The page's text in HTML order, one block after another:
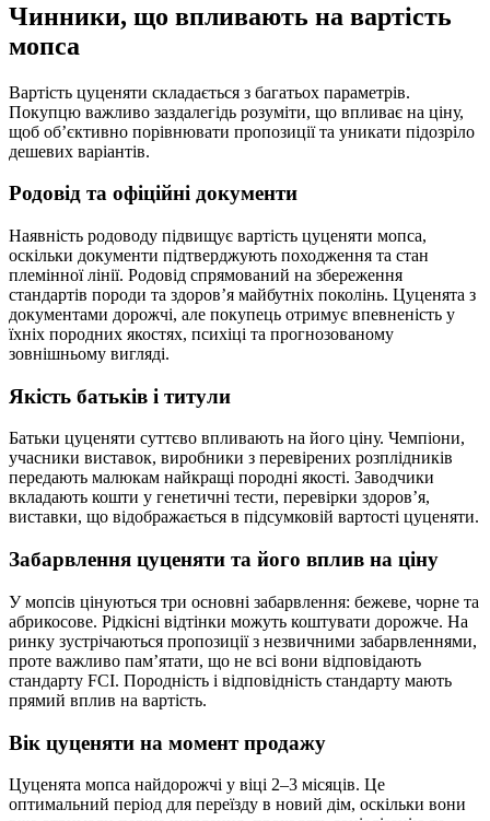
Чинники, що впливають на вартість
мопса
Вартість цуценяти складається з багатьох параметрів.
Покупцю важливо заздалегідь розуміти, що впливає на ціну,
щоб об’єктивно порівнювати пропозиції та уникати підозріло
дешевих варіантів.
Родовід та офіційні документи
Наявність родоводу підвищує вартість цуценяти мопса,
оскільки документи підтверджують походження та стан
племінної лінії. Родовід спрямований на збереження
стандартів породи та здоров’я майбутніх поколінь. Цуценята з
документами дорожчі, але покупець отримує впевненість у
їхніх породних якостях, психіці та прогнозованому
зовнішньому вигляді.
Якість батьків і титули
Батьки цуценяти суттєво впливають на його ціну. Чемпіони,
учасники виставок, виробники з перевірених розплідників
передають малюкам найкращі породні якості. Заводчики
вкладають кошти у генетичні тести, перевірки здоров’я,
виставки, що відображається в підсумковій вартості цуценяти.
Забарвлення цуценяти та його вплив на ціну
У мопсів цінуються три основні забарвлення: бежеве, чорне та
абрикосове. Рідкісні відтінки можуть коштувати дорожче. На
ринку зустрічаються пропозиції з незвичними забарвленнями,
проте важливо пам’ятати, що не всі вони відповідають
стандарту FCI. Породність і відповідність стандарту мають
прямий вплив на вартість.
Вік цуценяти на момент продажу
Цуценята мопса найдорожчі у віці 2–3 місяців. Це
оптимальний період для переїзду в новий дім, оскільки вони